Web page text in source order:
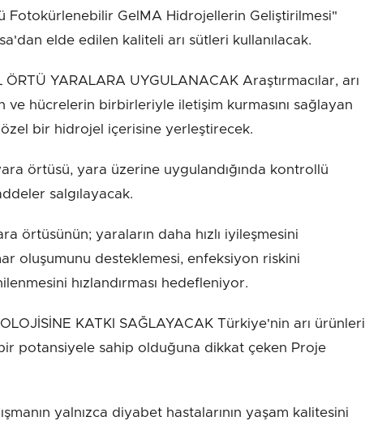
Fotokürlenebilir GelMA Hidrojellerin Geliştirilmesi"
elde edilen kaliteli arı sütleri kullanılacak.
ÖRTÜ YARALARA UYGULANACAK Araştırmacılar, arı
ve hücrelerin birbirleriyle iletişim kurmasını sağlayan
özel bir hidrojel içerisine yerleştirecek.
örtüsü, yara üzerine uygulandığında kontrollü
salgılayacak.
örtüsünün; yaraların daha hızlı iyileşmesini
oluşumunu desteklemesi, enfeksiyon riskini
hızlandırması hedefleniyor.
KATKI SAĞLAYACAK Türkiye'nin arı ürünleri
bir potansiyele sahip olduğuna dikkat çeken Proje
yalnızca diyabet hastalarının yaşam kalitesini